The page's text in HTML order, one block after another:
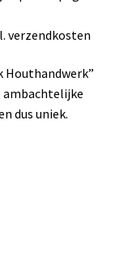
verzendkosten
Houthandwerk”
ambachtelijke
dus uniek.